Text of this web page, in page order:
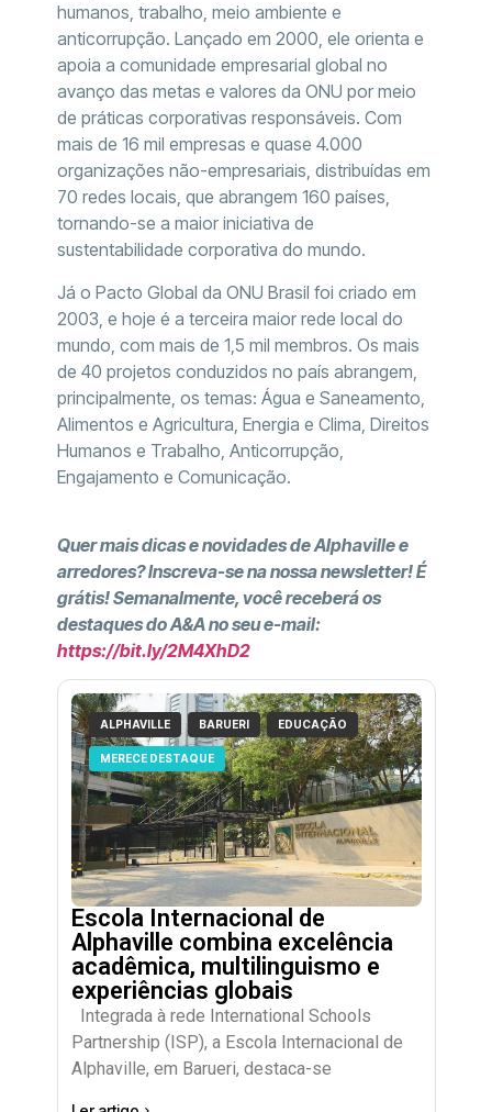
humanos, trabalho, meio ambiente e
anticorrupção. Lançado em 2000, ele orienta e
apoia a comunidade empresarial global no
avanço das metas e valores da ONU por meio
de práticas corporativas responsáveis. Com
mais de 16 mil empresas e quase 4.000
organizações não-empresariais, distribuídas em
70 redes locais, que abrangem 160 países,
tornando-se a maior iniciativa de
sustentabilidade corporativa do mundo.
Já o Pacto Global da ONU Brasil foi criado em
2003, e hoje é a terceira maior rede local do
mundo, com mais de 1,5 mil membros. Os mais
de 40 projetos conduzidos no país abrangem,
principalmente, os temas: Água e Saneamento,
Alimentos e Agricultura, Energia e Clima, Direitos
Humanos e Trabalho, Anticorrupção,
Engajamento e Comunicação.
Quer mais dicas e novidades de Alphaville e
arredores? Inscreva-se na nossa newsletter! É
grátis! Semanalmente, você receberá os
destaques do A&A no seu e-mail:
https://bit.ly/2M4XhD2
ALPHAVILLE BARUERI EDUCAÇÃO
MERECE DESTAQUE
Escola Internacional de
Alphaville combina excelência
acadêmica, multilinguismo e
experiências globais
Integrada à rede International Schools
Partnership (ISP), a Escola Internacional de
Alphaville, em Barueri, destaca-se